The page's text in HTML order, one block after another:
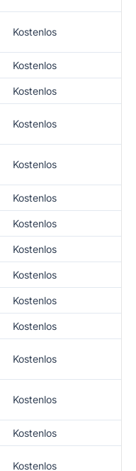
Kostenlos
Kostenlos
Kostenlos
Kostenlos
Kostenlos
Kostenlos
Kostenlos
Kostenlos
Kostenlos
Kostenlos
Kostenlos
Kostenlos
Kostenlos
Kostenlos
Kostenlos